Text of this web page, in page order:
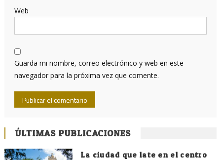
Web
Guarda mi nombre, correo electrónico y web en este
navegador para la próxima vez que comente.
ÚLTIMAS PUBLICACIONES
La ciudad que late en el centro